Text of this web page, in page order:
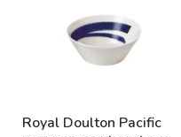
d
Royal Doulton Pacific